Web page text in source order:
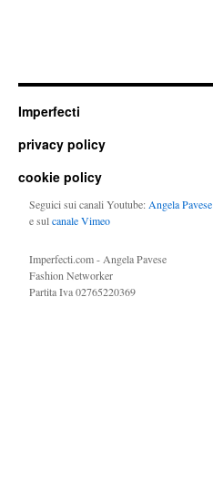
Imperfecti
privacy policy
cookie policy
Seguici sui canali Youtube: Angela Pavese
e sulcanale Vimeo
Imperfecti.com - Angela Pavese
Fashion Networker
Partita Iva 02765220369